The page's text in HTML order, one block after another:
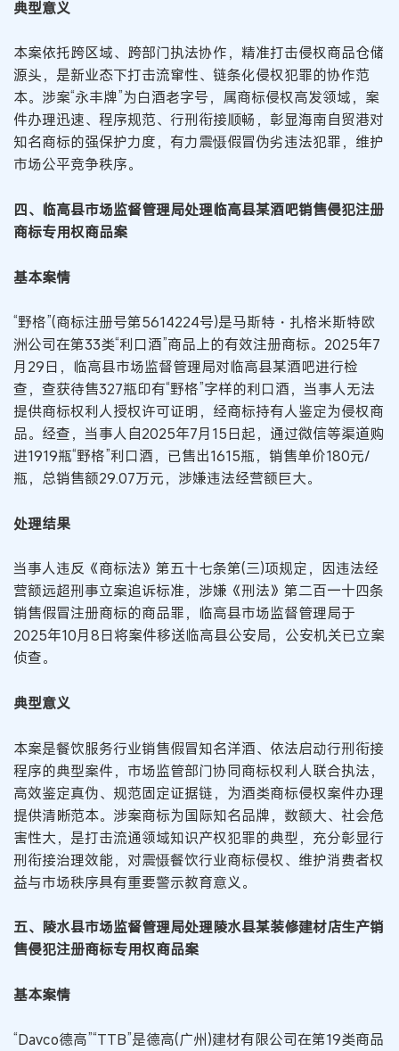
典型意义
本案依托跨区域、跨部门执法协作，精准打击侵权商品仓储
源头，是新业态下打击流窜性、链条化侵权犯罪的协作范
本。涉案“永丰牌”为白酒老字号，属商标侵权高发领域，案
件办理迅速、程序规范、行刑衔接顺畅，彰显海南自贸港对
知名商标的强保护力度，有力震慑假冒伪劣违法犯罪，维护
市场公平竞争秩序。
四、临高县市场监督管理局处理临高县某酒吧销售侵犯注册
商标专用权商品案
基本案情
“野格”(商标注册号第5614224号)是马斯特・扎格米斯特欧
洲公司在第33类“利口酒”商品上的有效注册商标。2025年7
月29日，临高县市场监督管理局对临高县某酒吧进行检
查，查获待售327瓶印有“野格”字样的利口酒，当事人无法
提供商标权利人授权许可证明，经商标持有人鉴定为侵权商
品。经查，当事人自2025年7月15日起，通过微信等渠道购
进1919瓶“野格”利口酒，已售出1615瓶，销售单价180元/
瓶，总销售额29.07万元，涉嫌违法经营额巨大。
处理结果
当事人违反《商标法》第五十七条第(三)项规定，因违法经
营额远超刑事立案追诉标准，涉嫌《刑法》第二百一十四条
销售假冒注册商标的商品罪，临高县市场监督管理局于
2025年10月8日将案件移送临高县公安局，公安机关已立案
侦查。
典型意义
本案是餐饮服务行业销售假冒知名洋酒、依法启动行刑衔接
程序的典型案件，市场监管部门协同商标权利人联合执法，
高效鉴定真伪、规范固定证据链，为酒类商标侵权案件办理
提供清晰范本。涉案商标为国际知名品牌，数额大、社会危
害性大，是打击流通领域知识产权犯罪的典型，充分彰显行
刑衔接治理效能，对震慑餐饮行业商标侵权、维护消费者权
益与市场秩序具有重要警示教育意义。
五、陵水县市场监督管理局处理陵水县某装修建材店生产销
售侵犯注册商标专用权商品案
基本案情
“Davco德高”“TTB”是德高(广州)建材有限公司在第19类商品